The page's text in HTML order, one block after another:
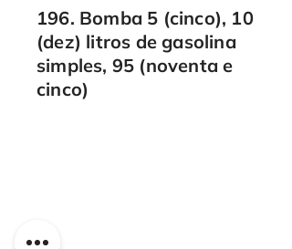
196. Bomba 5 (cinco), 10
(dez) litros de gasolina
simples, 95 (noventa e
cinco)